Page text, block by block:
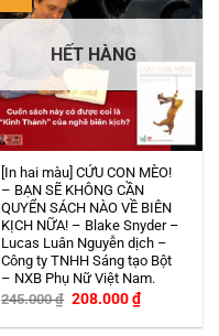
HẾT HÀNG
[In hai màu] CỨU CON MÈO!
– BẠN SẼ KHÔNG CẦN
QUYỂN SÁCH NÀO VỀ BIÊN
KỊCH NỮA! – Blake Snyder –
Lucas Luân Nguyễn dịch –
Công ty TNHH Sáng tạo Bột
– NXB Phụ Nữ Việt Nam.
245.000₫ Giá
là:
208.000₫Giá
hiện
tại